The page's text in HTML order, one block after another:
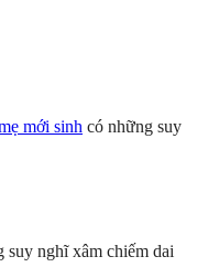
mới sinh có những suy
suy nghĩ xâm chiếm dai